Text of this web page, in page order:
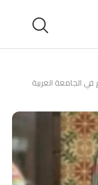
الجامعة العربية